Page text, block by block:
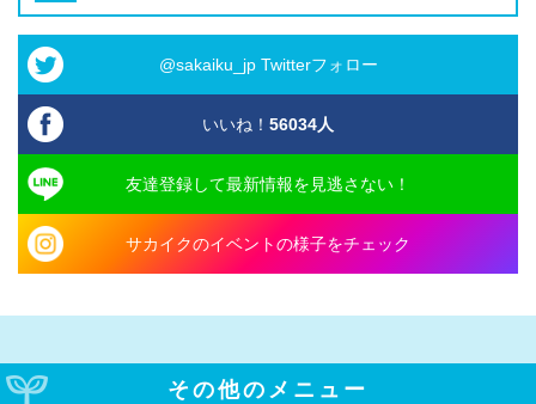
@sakaiku_jp Twitterフォロー
いいね！ 56034人
友達登録して最新情報を見逃さない！
サカイクのイベントの様子をチェック
その他のメニュー